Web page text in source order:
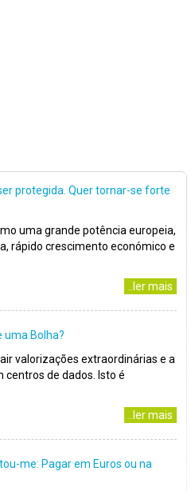
protegida. Quer tornar-se forte
uma grande potência europeia,
rápido crescimento económico e
..ler mais
uma Bolha?
valorizações extraordinárias e a
de dados. Isto é
..ler mais
me: Pagar em Euros ou na